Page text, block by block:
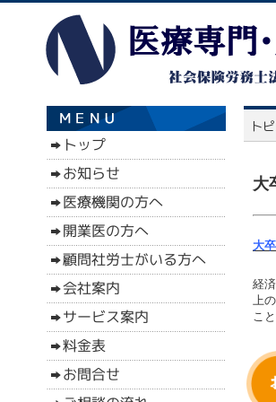
大
大
経
上
こ